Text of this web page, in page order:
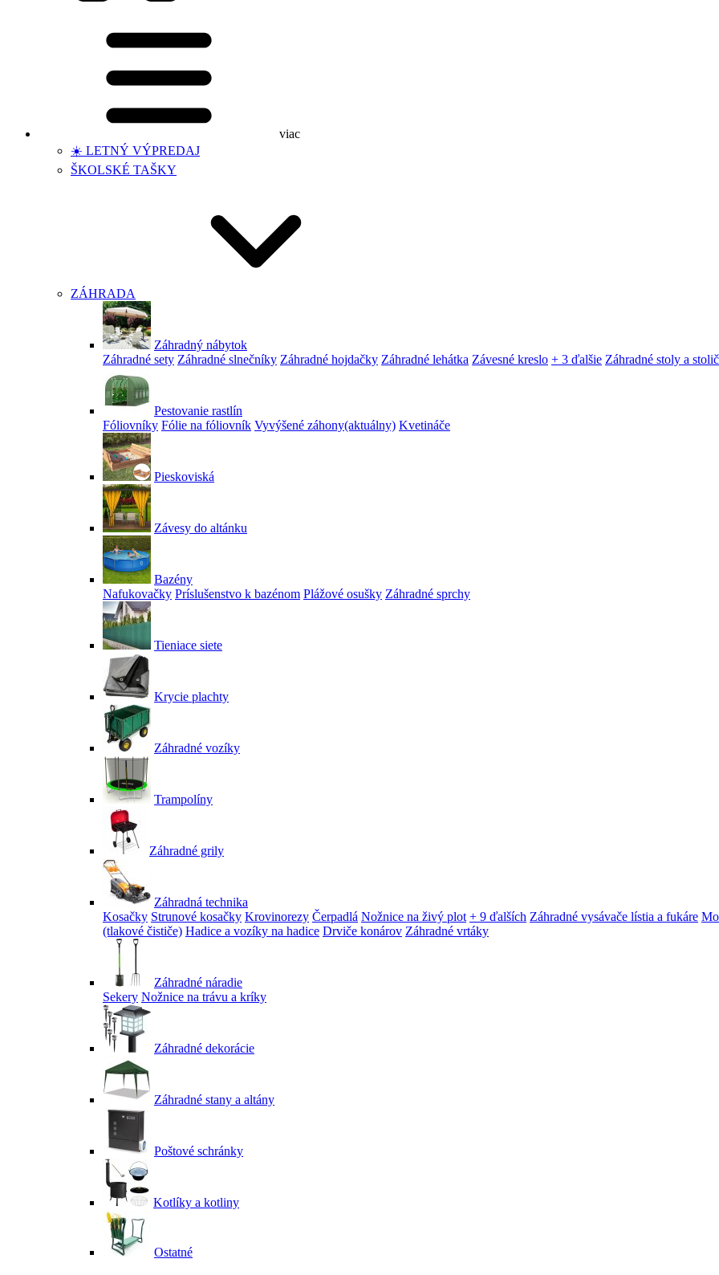
viac
☀️ LETNÝ VÝPREDAJ
ŠKOLSKÉ TAŠKY
ZÁHRADA
Záhradný nábytok
Záhradné sety Záhradné slnečníky Záhradné hojdačky Záhradné lehátka Závesné kreslo + 3 ďalšie Záhradné stoly a
Pestovanie rastlín
Fóliovníky Fólie na fóliovník Vyvýšené záhony(aktuálny) Kvetináče
Pieskoviská
Závesy do altánku
Bazény
Nafukovačky Príslušenstvo k bazénom Plážové osušky Záhradné sprchy
Tieniace siete
Krycie plachty
Záhradné vozíky
Trampolíny
Záhradné grily
Záhradná technika
Kosačky Strunové kosačky Krovinorezy Čerpadlá Nožnice na živý plot + 9 ďalších Záhradné vysávače lístia a fukáre
(tlakové čističe) Hadice a vozíky na hadice Drviče konárov Záhradné vrtáky
Záhradné náradie
Sekery Nožnice na trávu a kríky
Záhradné dekorácie
Záhradné stany a altány
Poštové schránky
Kotlíky a kotliny
Ostatné